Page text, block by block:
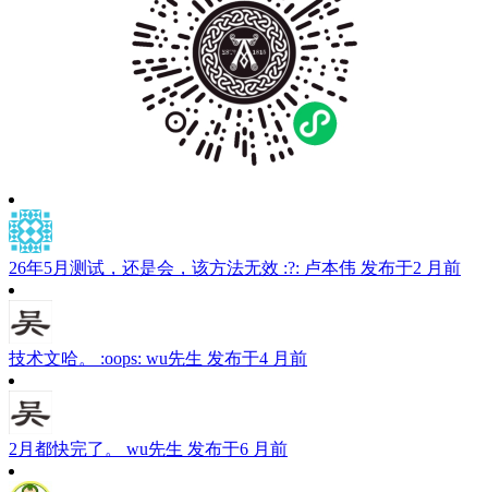
26年5月测试，还是会，该方法无效 :?: 卢本伟 发布于2 月前
技术文哈。 :oops: wu先生 发布于4 月前
2月都快完了。 wu先生 发布于6 月前